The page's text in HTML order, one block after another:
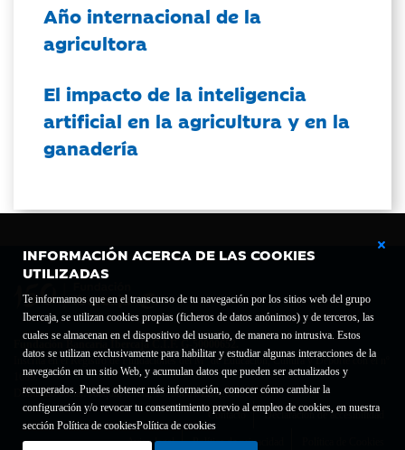
INFORMACIÓN ACERCA DE LAS COOKIES
UTILIZADAS
Te informamos que en el transcurso de tu navegación por los sitios web del grupo
Ibercaja, se utilizan cookies propias (ficheros de datos anónimos) y de terceros, las
cuales se almacenan en el dispositivo del usuario, de manera no intrusiva. Estos
datos se utilizan exclusivamente para habilitar y estudiar algunas interacciones de la
navegación en un sitio Web, y acumulan datos que pueden ser actualizados y
recuperados. Puedes obtener más información, conocer cómo cambiar la
configuración y/o revocar tu consentimiento previo al empleo de cookies, en nuestra
sección Política de cookiesPolítica de cookies
Año internacional de la
agricultora
El impacto de la inteligencia
artificial en la agricultura y en la
ganadería
Fundación Bancaria Ibercaja C.I.F. G-50000652.
Inscrita en el Registro de Fundaciones del Mº de Educación, Cultura y Deporte con el nº
1689.
Domicilio social: Joaquín Costa, 13. 50001 Zaragoza.
Contacto
Declaración de accesibilidad
Aviso legal Política de privacidad